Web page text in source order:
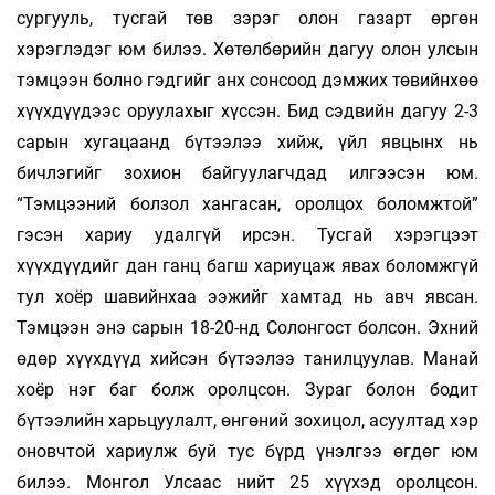
сургууль, тусгай төв зэрэг олон газарт өргөн
хэрэглэдэг юм билээ. Хөтөлбөрийн дагуу олон улсын
тэмцээн болно гэдгийг анх сонсоод дэмжих төвийнхөө
хүүхдүүдээс оруулахыг хүссэн. Бид сэдвийн дагуу 2-3
сарын хугацаанд бүтээлээ хийж, үйл явцынх нь
бичлэгийг зохион байгуулагчдад илгээсэн юм.
“Тэмцээний болзол хангасан, оролцох боломжтой”
гэсэн хариу удалгүй ирсэн. Тусгай хэрэгцээт
хүүхдүүдийг дан ганц багш хариуцаж явах боломжгүй
тул хоёр шавийнхаа ээжийг хамтад нь авч явсан.
Тэмцээн энэ сарын 18-20-нд Солонгост болсон. Эхний
өдөр хүүхдүүд хийсэн бүтээлээ танилцуулав. Манай
хоёр нэг баг болж оролцсон. Зураг болон бодит
бүтээлийн харьцуулалт, өнгөний зохицол, асуултад хэр
оновчтой хариулж буй тус бүрд үнэлгээ өгдөг юм
билээ. Монгол Улсаас нийт 25 хүүхэд оролцсон.